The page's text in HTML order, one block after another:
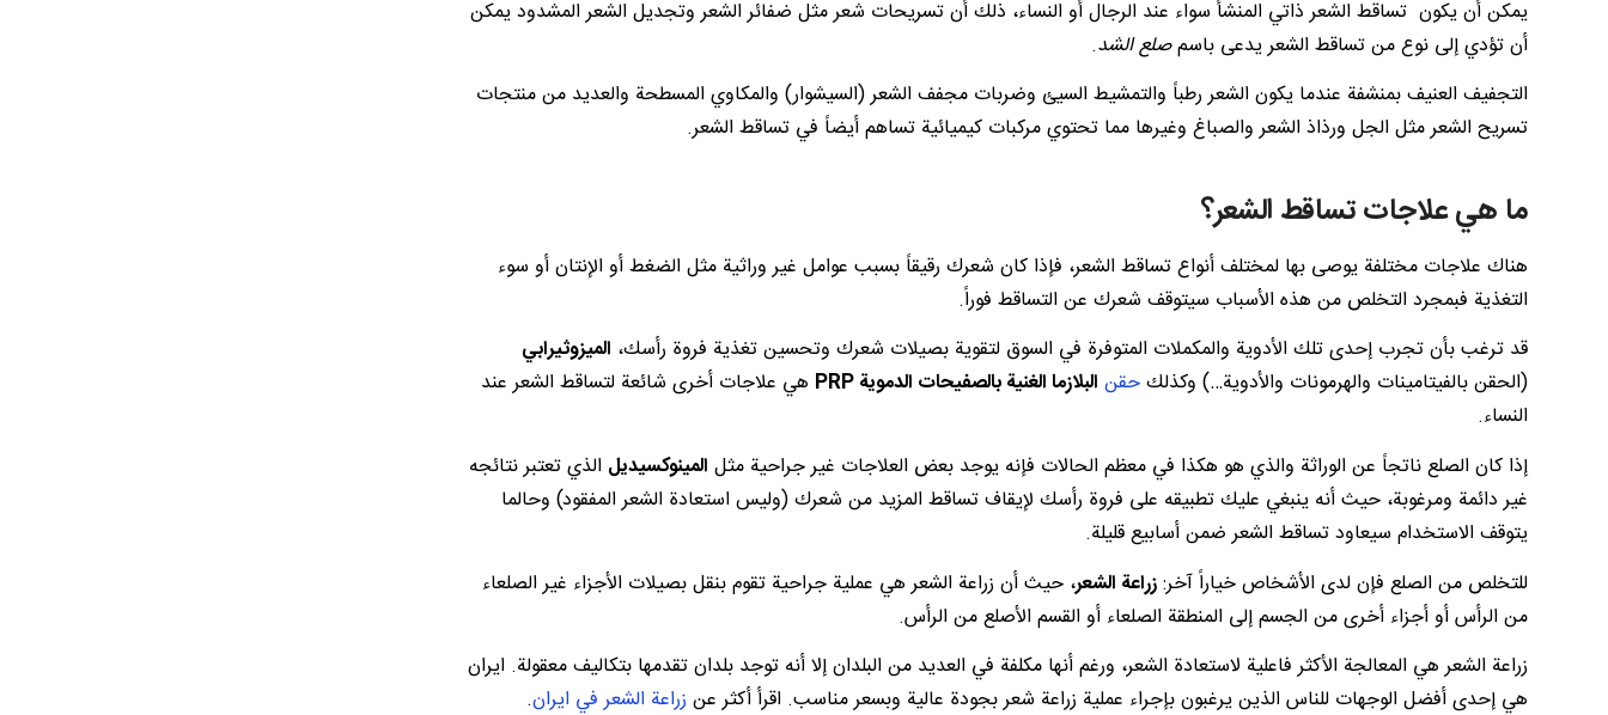
يمكن أن يكون تساقط الشعر ذاتي المنشأ سواء عند الرجال أو النساء، ذلك أن تسريحات شعر مثل ضفائر الشعر وتجديل الشعر المشدود يمكن
أن تؤدي إلى نوع من تساقط الشعر يدعى باسمصلع الشد.
التجفيف العنيف بمنشفة عندما يكون الشعر رطباً والتمشيط السيئ وضربات مجفف الشعر (السيشوار) والمكاوي المسطحة والعديد من منتجات
تسريح الشعر مثل الجل ورذاذ الشعر والصباغ وغيرها مما تحتوي مركبات كيميائية تساهم أيضاً في تساقط الشعر.
ما هي علاجات تساقط الشعر؟
هناك علاجات مختلفة يوصى بها لمختلف أنواع تساقط الشعر، فإذا كان شعرك رقيقاً بسبب عوامل غير وراثية مثل الضغط أو الإنتان أو سوء
التغذية فبمجرد التخلص من هذه الأسباب سيتوقف شعرك عن التساقط فوراً.
قد ترغب بأن تجرب إحدى تلك الأدوية والمكملات المتوفرة في السوق لتقوية بصيلات شعرك وتحسين تغذية فروة رأسك، الميزوثيرابي
(الحقن بالفيتامينات والهرمونات والأدوية…) وكذلكحقن البلازما الغنية بالصفيحات الدموية PRP
هي علاجات أخرى شائعة لتساقط الشعر عند
النساء.
إذا كان الصلع ناتجاً عن الوراثة والذي هو هكذا في معظم الحالات فإنه يوجد بعض العلاجات غير جراحية مثل المينوكسيديل الذي تعتبر نتائجه
غير دائمة ومرغوبة، حيث أنه ينبغي عليك تطبيقه على فروة رأسك لإيقاف تساقط المزيد من شعرك (وليس استعادة الشعر المفقود) وحالما
يتوقف الاستخدام سيعاود تساقط الشعر ضمن أسابيع قليلة.
للتخلص من الصلع فإن لدى الأشخاص خياراً آخر:زراعة الشعر، حيث أن زراعة الشعر هي عملية جراحية تقوم بنقل بصيلات الأجزاء غير الصلعاء
من الرأس أو أجزاء أخرى من الجسم إلى المنطقة الصلعاء أو القسم الأصلع من الرأس.
زراعة الشعر هي المعالجة الأكثر فاعلية لاستعادة الشعر، ورغم أنها مكلفة في العديد من البلدان إلا أنه توجد بلدان تقدمها بتكاليف معقولة. ايران
هي إحدى أفضل الوجهات للناس الذين يرغبون بإجراء عملية زراعة شعر بجودة عالية وبسعر مناسب. اقرأ أكثر عن زراعة الشعر في ايران.